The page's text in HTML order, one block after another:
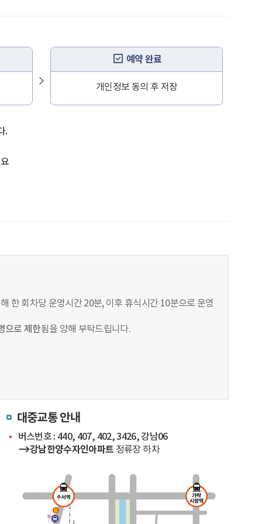
예약 완료
개인정보 동의 후 저장
.
한 회차당 운영시간 20분, 이후 휴식시간 10분으로 운영
으로 제한됨을 양해 부탁드립니다.
대중교통 안내
버스번호 : 440, 407, 402, 3426, 강남06
강남한양수자인아파트 정류장 하차